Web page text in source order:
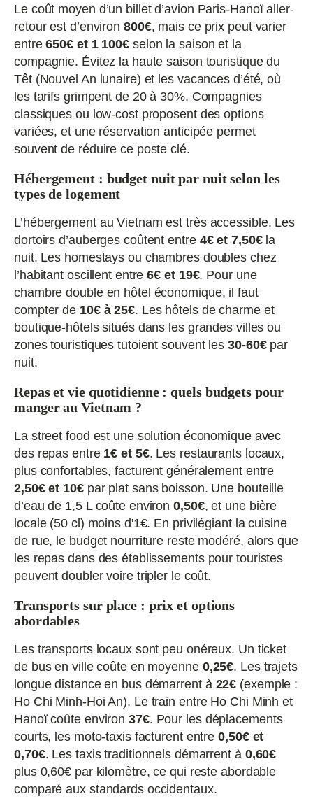
Le coût moyen d’un billet d’avion Paris-Hanoï aller-
retour est d’environ 800€, mais ce prix peut varier
entre650€ et 1 100€ selon la saison et la
compagnie. Évitez la haute saison touristique du
Têt (Nouvel An lunaire) et les vacances d’été, où
les tarifs grimpent de 20 à 30%. Compagnies
classiques ou low-cost proposent des options
variées, et une réservation anticipée permet
souvent de réduire ce poste clé.
Hébergement : budget nuit par nuit selon les
types de logement
L’hébergement au Vietnam est très accessible. Les
dortoirs d’auberges coûtent entre 4€ et 7,50€la
nuit. Les homestays ou chambres doubles chez
l’habitant oscillent entre6€ et 19€. Pour une
chambre double en hôtel économique, il faut
compter de 10€ à 25€. Les hôtels de charme et
boutique-hôtels situés dans les grandes villes ou
zones touristiques tutoient souvent les 30-60€par
nuit.
Repas et vie quotidienne : quels budgets pour
manger au Vietnam ?
La street food est une solution économique avec
des repas entre 1€ et 5€. Les restaurants locaux,
plus confortables, facturent généralement entre
2,50€ et 10€par plat sans boisson. Une bouteille
d’eau de 1,5 L coûte environ0,50€, et une bière
locale (50 cl) moins d'1€. En privilégiant la cuisine
de rue, le budget nourriture reste modéré, alors que
les repas dans des établissements pour touristes
peuvent doubler voire tripler le coût.
Transports sur place : prix et options
abordables
Les transports locaux sont peu onéreux. Un ticket
de bus en ville coûte en moyenne 0,25€. Les trajets
longue distance en bus démarrent à 22€ (exemple :
Ho Chi Minh-Hoi An). Le train entre Ho Chi Minh et
Hanoï coûte environ 37€. Pour les déplacements
courts, les moto-taxis facturent entre0,50€ et
0,70€. Les taxis traditionnels démarrent à 0,60€
plus 0,60€ par kilomètre, ce qui reste abordable
comparé aux standards occidentaux.